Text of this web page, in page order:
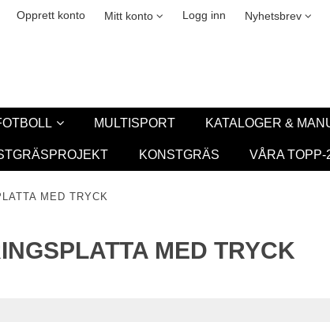
Opprett konto Mitt konto Logg inn Nyhetsbrev
Newsletter
MULTISPORT KATALOGER &
KONSTGRÄS VÅRA TOPP-
MED TRYCK
MED TRYCK